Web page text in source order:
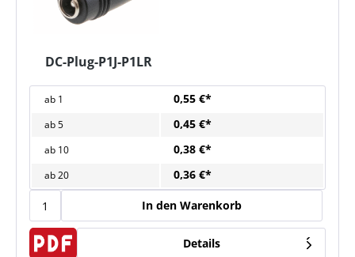
DC-Plug-P1J-P1LR
ab 1 0,55 €*
ab5 0,45 €*
ab 10 0,38 €*
ab20 0,36 €*
In den Warenkorb
Details